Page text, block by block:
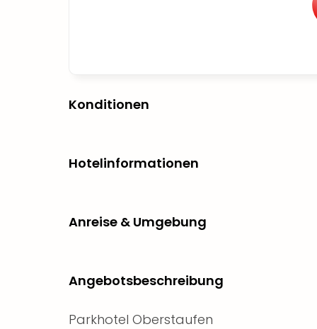
Konditionen
Hotelinformationen
Anreise & Umgebung
Angebotsbeschreibung
Parkhotel Oberstaufen